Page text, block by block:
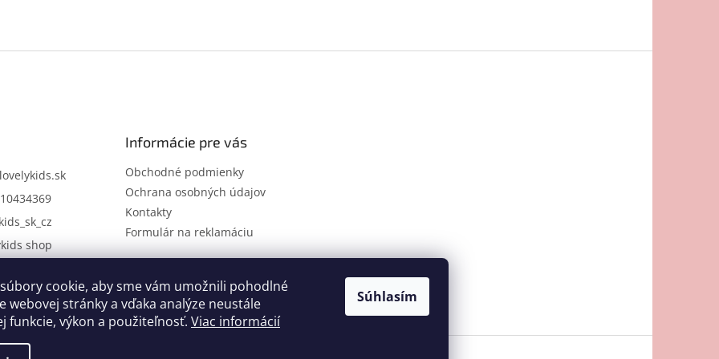
cookie, aby sme vám umožnili pohodlné
webovej stránky a vďaka analýze neustále
funkcie, výkon a použiteľnosť. Viac informácií
Súhlasím
lovelykids.sk
shop
Informácie pre vás
Obchodné podmienky
Ochrana osobných údajov
Kontakty
Formulár na reklamáciu
Kontakty Novinky